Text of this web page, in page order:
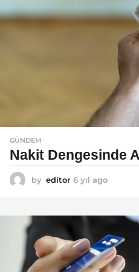
GÜNDEM
Nakit Dengesinde
by editor 6 yıl ago
l
g
o